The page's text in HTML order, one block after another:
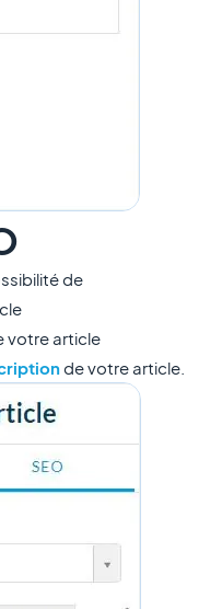
de
votre article
de votre article.